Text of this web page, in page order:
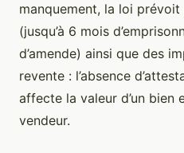
manquement, la loi
(jusqu’à 6 mois
d’amende) ainsi que des
revente : l’absence
affecte la valeur d’un bien
vendeur.